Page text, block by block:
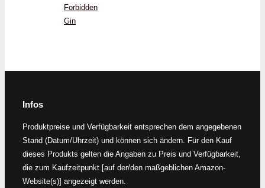
Forbidden
Gin
Infos
Produktpreise und Verfügbarkeit entsprechen dem angegebenen
Stand (Datum/Uhrzeit) und können sich ändern. Für den Kauf
dieses Produkts gelten die Angaben zu Preis und Verfügbarkeit,
die zum Kaufzeitpunkt [auf der/den maßgeblichen Amazon-
Website(s)] angezeigt werden.